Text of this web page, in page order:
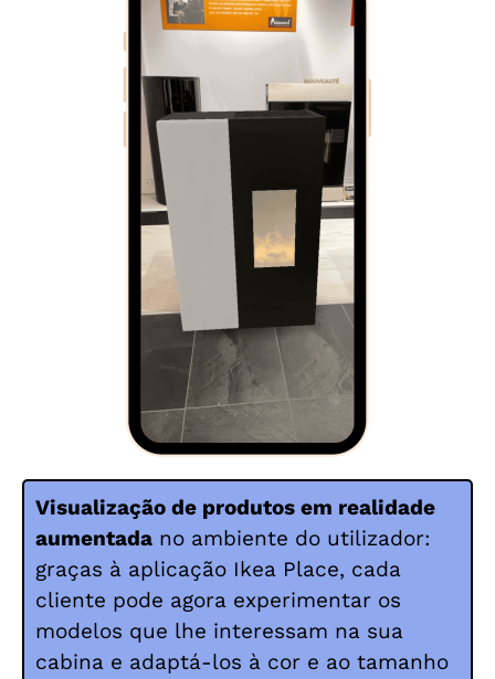
Visualização de produtos em realidade
aumentada no ambiente do utilizador:
graças à aplicação Ikea Place, cada
cliente pode agora experimentar os
modelos que lhe interessam na sua
cabina e adaptá-los à cor e ao tamanho